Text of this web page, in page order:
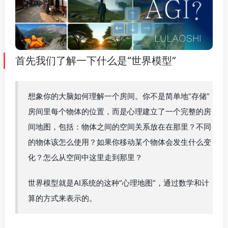
首先我们了解一下什么是“世界模型”
想象你的大脑如何理解一个房间。你不是简单地”存储”
房间里每个物体的位置，而是心理建立了一个完整的房
间地图，包括：物体之间的空间关系放在在那里？不同
的物体该怎么使用？如果你移动某个物体会发生什么变
化？怎么从空间中这里走到那里？
世界模型就是AI系统的这种”心理地图”，通过数学和计
算的方式来表示的。